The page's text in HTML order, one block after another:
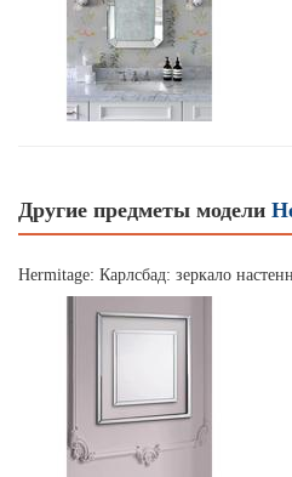
Другие предметы модели
Hermitage: Карлсбад: зеркало